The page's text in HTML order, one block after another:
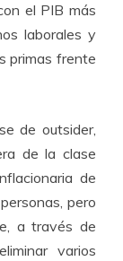
el PIB más
laborales y
primas frente
de outsider,
de la clase
de
pero
a través de
varios